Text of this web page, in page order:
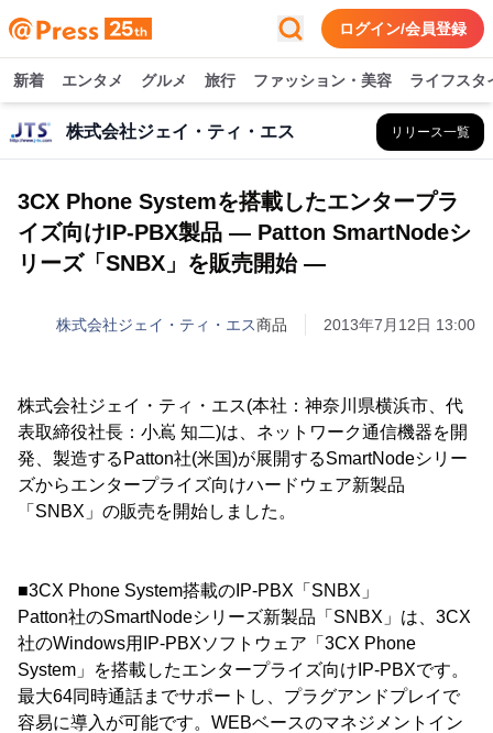
ログイン/会員登録
新着 エンタメ グルメ 旅行 ファッション・美容 ライフスタ
株式会社ジェイ・ティ・エス リリース一覧
3CX Phone Systemを搭載したエンタープラ
イズ向けIP-PBX製品 ― Patton SmartNodeシ
リーズ「SNBX」を販売開始 ―
株式会社ジェイ・ティ・エス商品 2013年7月12日 13:00
株式会社ジェイ・ティ・エス(本社：神奈川県横浜市、代
表取締役社長：小嶌 知二)は、ネットワーク通信機器を開
発、製造するPatton社(米国)が展開するSmartNodeシリー
ズからエンタープライズ向けハードウェア新製品
「SNBX」の販売を開始しました。
■3CX Phone System搭載のIP-PBX「SNBX」
Patton社のSmartNodeシリーズ新製品「SNBX」は、3CX
社のWindows用IP-PBXソフトウェア「3CX Phone
System」を搭載したエンタープライズ向けIP-PBXです。
最大64同時通話までサポートし、プラグアンドプレイで
容易に導入が可能です。WEBベースのマネジメントイン